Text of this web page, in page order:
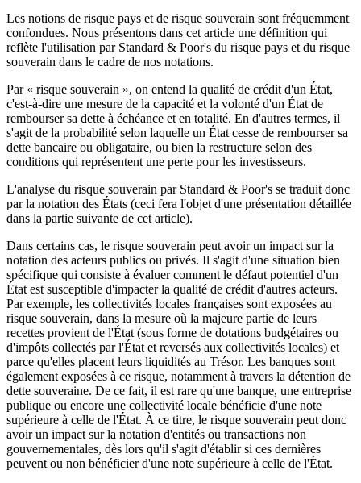
Les notions de risque pays et de risque souverain sont fréquemment
confondues. Nous présentons dans cet article une définition qui
reflète l'utilisation par Standard & Poor's du risque pays et du risque
souverain dans le cadre de nos notations.
Par « risque souverain », on entend la qualité de crédit d'un État,
c'est-à-dire une mesure de la capacité et la volonté d'un État de
rembourser sa dette à échéance et en totalité. En d'autres termes, il
s'agit de la probabilité selon laquelle un État cesse de rembourser sa
dette bancaire ou obligataire, ou bien la restructure selon des
conditions qui représentent une perte pour les investisseurs.
L'analyse du risque souverain par Standard & Poor's se traduit donc
par la notation des États (ceci fera l'objet d'une présentation détaillée
dans la partie suivante de cet article).
Dans certains cas, le risque souverain peut avoir un impact sur la
notation des acteurs publics ou privés. Il s'agit d'une situation bien
spécifique qui consiste à évaluer comment le défaut potentiel d'un
État est susceptible d'impacter la qualité de crédit d'autres acteurs.
Par exemple, les collectivités locales françaises sont exposées au
risque souverain, dans la mesure où la majeure partie de leurs
recettes provient de l'État (sous forme de dotations budgétaires ou
d'impôts collectés par l'État et reversés aux collectivités locales) et
parce qu'elles placent leurs liquidités au Trésor. Les banques sont
également exposées à ce risque, notamment à travers la détention de
dette souveraine. De ce fait, il est rare qu'une banque, une entreprise
publique ou encore une collectivité locale bénéficie d'une note
supérieure à celle de l'État. À ce titre, le risque souverain peut donc
avoir un impact sur la notation d'entités ou transactions non
gouvernementales, dès lors qu'il s'agit d'établir si ces dernières
peuvent ou non bénéficier d'une note supérieure à celle de l'État.